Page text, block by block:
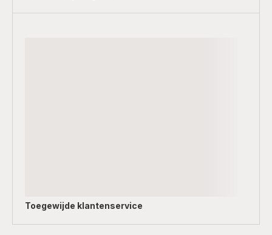
Toegewijde klantenservice